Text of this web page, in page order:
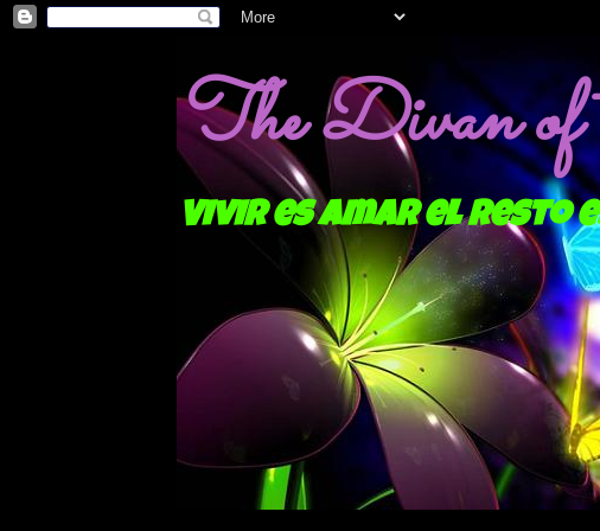
The Divan of
Vivir es amar el resto